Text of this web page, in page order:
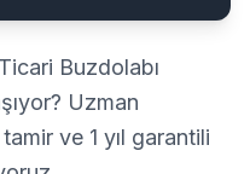
Buzdolabı
Uzman
ve 1 yıl garantili